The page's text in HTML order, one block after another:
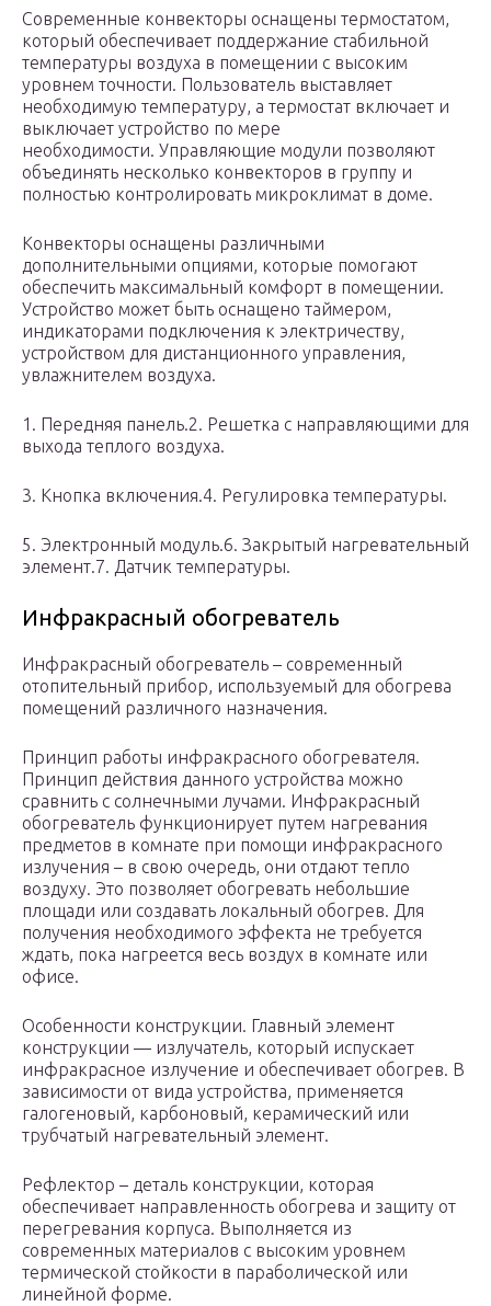
Современные конвекторы оснащены термостатом,
который обеспечивает поддержание стабильной
температуры воздуха в помещении с высоким
уровнем точности. Пользователь выставляет
необходимую температуру, а термостат включает и
выключает устройство по мере
необходимости. Управляющие модули позволяют
объединять несколько конвекторов в группу и
полностью контролировать микроклимат в доме.
Конвекторы оснащены различными
дополнительными опциями, которые помогают
обеспечить максимальный комфорт в помещении.
Устройство может быть оснащено таймером,
индикаторами подключения к электричеству,
устройством для дистанционного управления,
увлажнителем воздуха.
1. Передняя панель.2. Решетка с направляющими для
выхода теплого воздуха.
3. Кнопка включения.4. Регулировка температуры.
5. Электронный модуль.6. Закрытый нагревательный
элемент.7. Датчик температуры.
Инфракрасный обогреватель
Инфракрасный обогреватель – современный
отопительный прибор, используемый для обогрева
помещений различного назначения.
Принцип работы инфракрасного обогревателя.
Принцип действия данного устройства можно
сравнить с солнечными лучами. Инфракрасный
обогреватель функционирует путем нагревания
предметов в комнате при помощи инфракрасного
излучения – в свою очередь, они отдают тепло
воздуху. Это позволяет обогревать небольшие
площади или создавать локальный обогрев. Для
получения необходимого эффекта не требуется
ждать, пока нагреется весь воздух в комнате или
офисе.
Особенности конструкции. Главный элемент
конструкции — излучатель, который испускает
инфракрасное излучение и обеспечивает обогрев. В
зависимости от вида устройства, применяется
галогеновый, карбоновый, керамический или
трубчатый нагревательный элемент.
Рефлектор – деталь конструкции, которая
обеспечивает направленность обогрева и защиту от
перегревания корпуса. Выполняется из
современных материалов с высоким уровнем
термической стойкости в параболической или
линейной форме.